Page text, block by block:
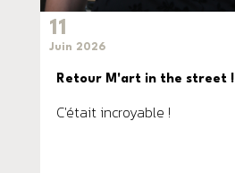
11
Juin 2026
Retour M'art in the street !
C'était incroyable !